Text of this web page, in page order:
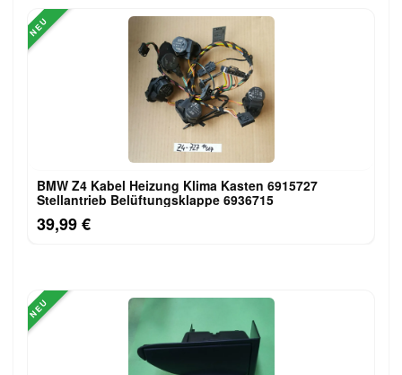
NEU
BMW Z4 Kabel Heizung Klima Kasten 6915727
Stellantrieb Belüftungsklappe 6936715
39,99 €
NEU